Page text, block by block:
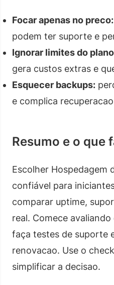
Focar apenas no preco:
podem ter suporte e
Ignorar limites do
gera custos extras e
Esquecer backups:
e complica
Resumo e o que
Escolher Hospedagem
confiável para
comparar uptime,
real. Comece
faça testes de suporte
renovacao. Use o
simplificar a decisao.